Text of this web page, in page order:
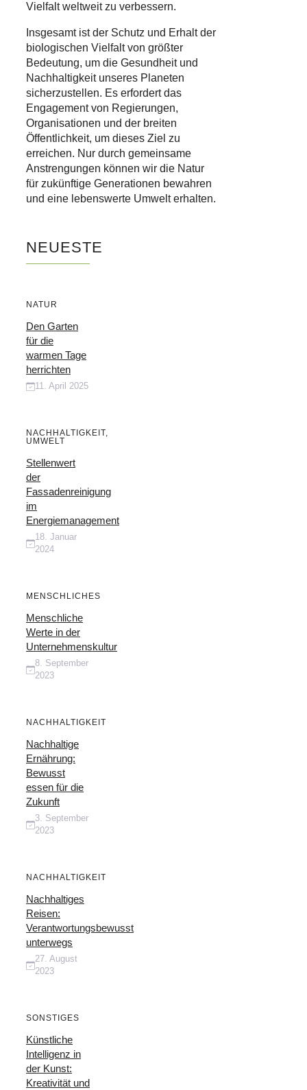
Vielfalt weltweit zu verbessern.
Insgesamt ist der Schutz und Erhalt der
biologischen Vielfalt von größter
Bedeutung, um die Gesundheit und
Nachhaltigkeit unseres Planeten
sicherzustellen. Es erfordert das
Engagement von Regierungen,
Organisationen und der breiten
Öffentlichkeit, um dieses Ziel zu
erreichen. Nur durch gemeinsame
Anstrengungen können wir die Natur
für zukünftige Generationen bewahren
und eine lebenswerte Umwelt erhalten.
NEUESTE
NATUR
Den Garten
für die
warmen Tage
herrichten
11. April 2025
NACHHALTIGKEIT,
UMWELT
Stellenwert
der
Fassadenreinigung
im
Energiemanagement
18. Januar
2024
MENSCHLICHES
Menschliche
Werte in der
Unternehmenskultur
8. September
2023
NACHHALTIGKEIT
Nachhaltige
Ernährung:
Bewusst
essen für die
Zukunft
3. September
2023
NACHHALTIGKEIT
Nachhaltiges
Reisen:
Verantwortungsbewusst
unterwegs
27. August
2023
SONSTIGES
Künstliche
Intelligenz in
der Kunst:
Kreativität und